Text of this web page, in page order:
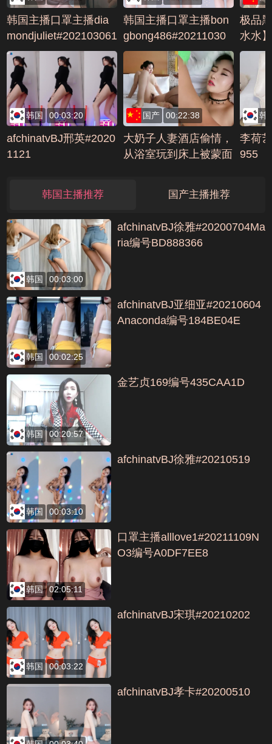
韩国主播口罩主播dia
mondjuliet#202103061
编号8BCE70E8
韩国主播口罩主播bon
gbong486#20211030
@2编号861F82E4
极品
水水
大秀
韩国 00:03:20
afchinatvBJ邢英#2020
1121
国产 00:22:38
大奶子人妻酒店偷情，
从浴室玩到床上被蒙面
吟浪叫不止表情很骚编
号2118B1CB
韩
李荷
955
韩国主播推荐 国产主播推荐
韩国 00:03:00
afchinatvBJ徐雅#20200704Ma
ria编号BD888366
韩国 00:02:25
afchinatvBJ亚细亚#20210604
Anaconda编号184BE04E
韩国 00:20:57
金艺贞169编号435CAA1D
韩国 00:03:10
afchinatvBJ徐雅#20210519
韩国 02:05:11
口罩主播alllove1#20211109N
O3编号A0DF7EE8
韩国 00:03:22
afchinatvBJ宋琪#20210202
afchinatvBJ孝卡#20200510